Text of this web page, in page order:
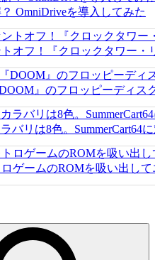
OmniDriveを導入してみた
オフ！『クロックタワー
』のフロッピーディス
バリは8色。SummerCart64
ゲームのROMを吸い出して